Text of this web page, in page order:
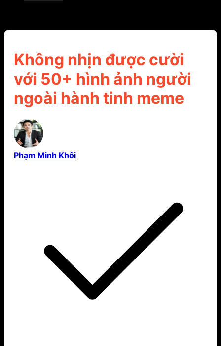
Không nhịn được cười
với 50+ hình ảnh người
ngoài hành tinh meme
Phạm Minh Khôi